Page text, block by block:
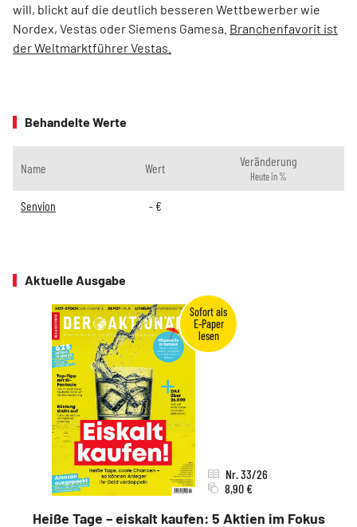
will, blickt auf die deutlich besseren Wettbewerber wie
Nordex, Vestas oder Siemens Gamesa. Branchenfavorit ist
der Weltmarktführer Vestas.
Behandelte Werte
Name Wert Veränderung
Heute in %
Senvion -€
Aktuelle Ausgabe
Heiße Tage – eiskalt kaufen: 5 Aktien im Fokus
Nr. 33/26
8,90 €